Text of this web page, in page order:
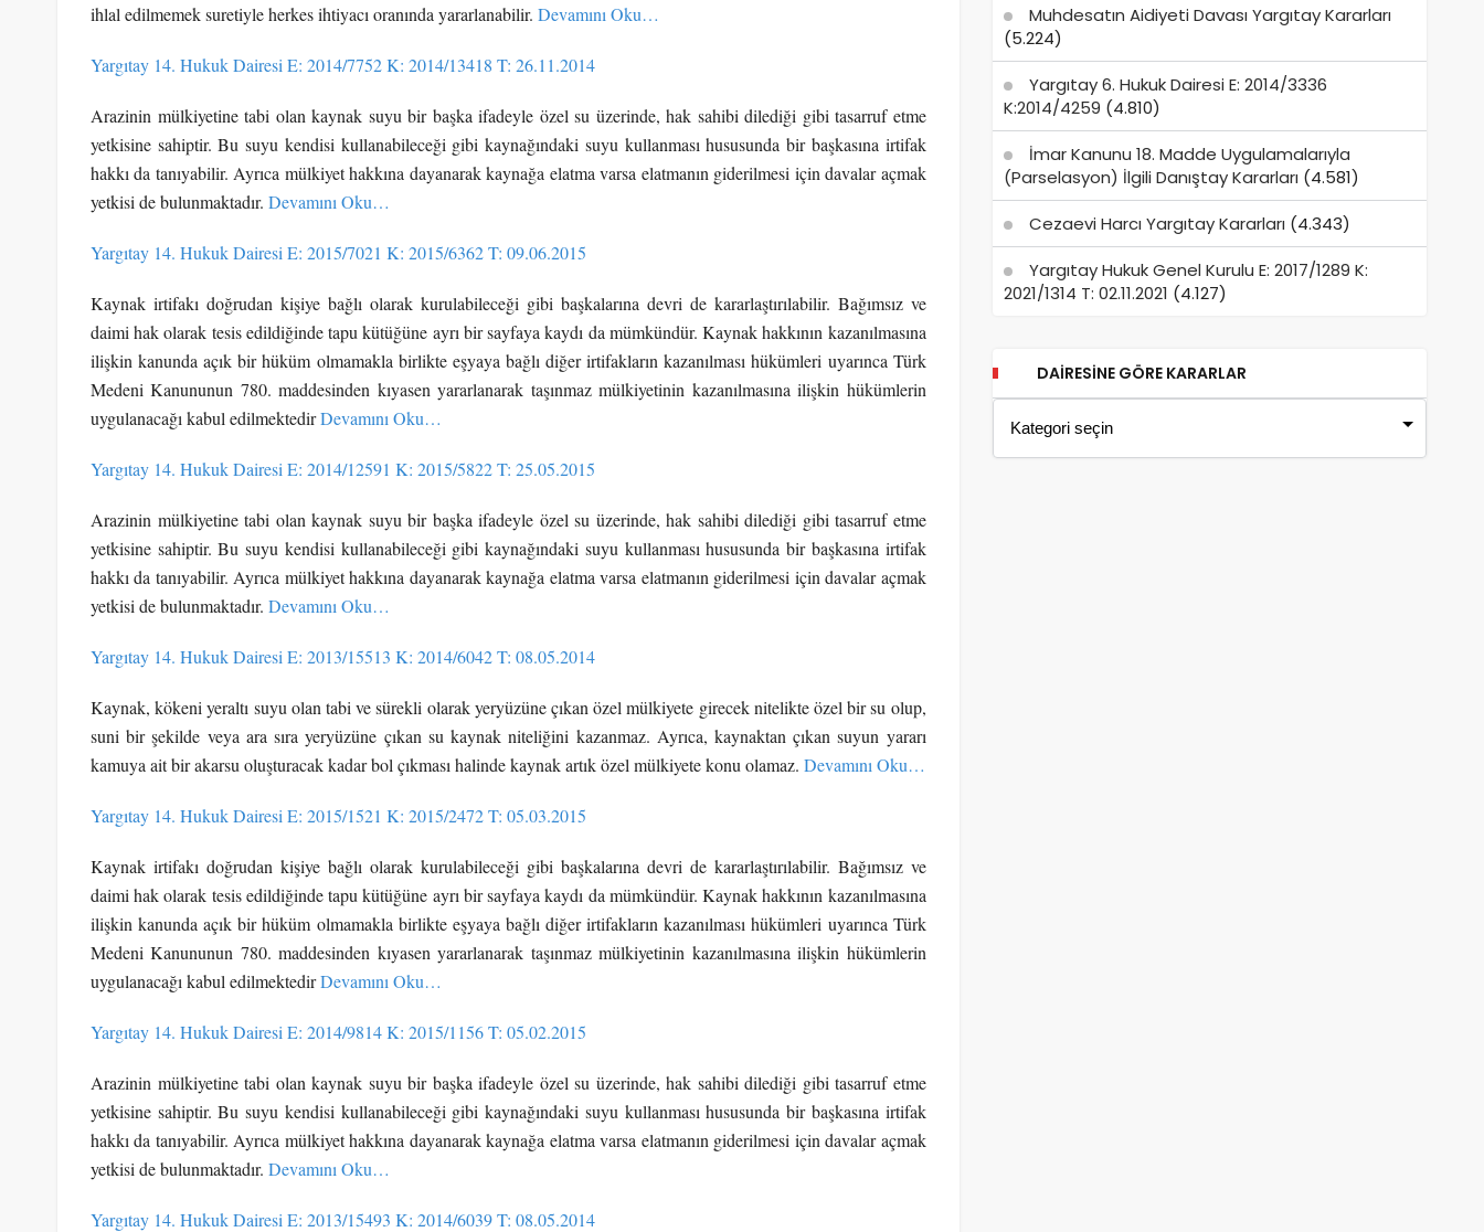
ihlal edilmemek suretiyle herkes ihtiyacı oranında yararlanabilir. Devamını Oku…
Yargıtay 14. Hukuk Dairesi E: 2014/7752 K: 2014/13418 T: 26.11.2014
Arazinin mülkiyetine tabi olan kaynak suyu bir başka ifadeyle özel su üzerinde, hak sahibi dilediği gibi tasarruf etme
yetkisine sahiptir. Bu suyu kendisi kullanabileceği gibi kaynağındaki suyu kullanması hususunda bir başkasına irtifak
hakkı da tanıyabilir. Ayrıca mülkiyet hakkına dayanarak kaynağa elatma varsa elatmanın giderilmesi için davalar açmak
yetkisi de bulunmaktadır. Devamını Oku…
Yargıtay 14. Hukuk Dairesi E: 2015/7021 K: 2015/6362 T: 09.06.2015
Kaynak irtifakı doğrudan kişiye bağlı olarak kurulabileceği gibi başkalarına devri de kararlaştırılabilir. Bağımsız ve
daimi hak olarak tesis edildiğinde tapu kütüğüne ayrı bir sayfaya kaydı da mümkündür. Kaynak hakkının kazanılmasına
ilişkin kanunda açık bir hüküm olmamakla birlikte eşyaya bağlı diğer irtifakların kazanılması hükümleri uyarınca Türk
Medeni Kanununun 780. maddesinden kıyasen yararlanarak taşınmaz mülkiyetinin kazanılmasına ilişkin hükümlerin
uygulanacağı kabul edilmektedirDevamını Oku…
Yargıtay 14. Hukuk Dairesi E: 2014/12591 K: 2015/5822 T: 25.05.2015
Arazinin mülkiyetine tabi olan kaynak suyu bir başka ifadeyle özel su üzerinde, hak sahibi dilediği gibi tasarruf etme
yetkisine sahiptir. Bu suyu kendisi kullanabileceği gibi kaynağındaki suyu kullanması hususunda bir başkasına irtifak
hakkı da tanıyabilir. Ayrıca mülkiyet hakkına dayanarak kaynağa elatma varsa elatmanın giderilmesi için davalar açmak
yetkisi de bulunmaktadır. Devamını Oku…
Yargıtay 14. Hukuk Dairesi E: 2013/15513 K: 2014/6042 T: 08.05.2014
Kaynak, kökeni yeraltı suyu olan tabi ve sürekli olarak yeryüzüne çıkan özel mülkiyete girecek nitelikte özel bir su olup,
suni bir şekilde veya ara sıra yeryüzüne çıkan su kaynak niteliğini kazanmaz. Ayrıca, kaynaktan çıkan suyun yararı
kamuya ait bir akarsu oluşturacak kadar bol çıkması halinde kaynak artık özel mülkiyete konu olamaz. Devamını Oku…
Yargıtay 14. Hukuk Dairesi E: 2015/1521 K: 2015/2472 T: 05.03.2015
Kaynak irtifakı doğrudan kişiye bağlı olarak kurulabileceği gibi başkalarına devri de kararlaştırılabilir. Bağımsız ve
daimi hak olarak tesis edildiğinde tapu kütüğüne ayrı bir sayfaya kaydı da mümkündür. Kaynak hakkının kazanılmasına
ilişkin kanunda açık bir hüküm olmamakla birlikte eşyaya bağlı diğer irtifakların kazanılması hükümleri uyarınca Türk
Medeni Kanununun 780. maddesinden kıyasen yararlanarak taşınmaz mülkiyetinin kazanılmasına ilişkin hükümlerin
uygulanacağı kabul edilmektedirDevamını Oku…
Yargıtay 14. Hukuk Dairesi E: 2014/9814 K: 2015/1156 T: 05.02.2015
Arazinin mülkiyetine tabi olan kaynak suyu bir başka ifadeyle özel su üzerinde, hak sahibi dilediği gibi tasarruf etme
yetkisine sahiptir. Bu suyu kendisi kullanabileceği gibi kaynağındaki suyu kullanması hususunda bir başkasına irtifak
hakkı da tanıyabilir. Ayrıca mülkiyet hakkına dayanarak kaynağa elatma varsa elatmanın giderilmesi için davalar açmak
yetkisi de bulunmaktadır. Devamını Oku…
Yargıtay 14. Hukuk Dairesi E: 2013/15493 K: 2014/6039 T: 08.05.2014
Muhdesatın Aidiyeti Davası Yargıtay Kararları
(5.224)
Yargıtay 6. Hukuk Dairesi E: 2014/3336
K:2014/4259 (4.810)
İmar Kanunu 18. Madde Uygulamalarıyla
(Parselasyon) İlgili Danıştay Kararları (4.581)
Cezaevi Harcı Yargıtay Kararları (4.343)
Yargıtay Hukuk Genel Kurulu E: 2017/1289 K:
2021/1314 T: 02.11.2021 (4.127)
DAIRESINE GÖRE KARARLAR